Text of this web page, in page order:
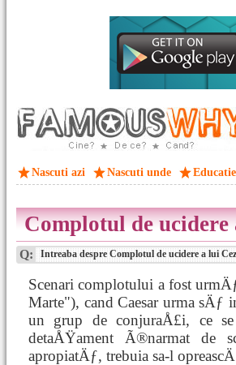
Nascuti azi Nascuti unde Educatie
Complotul de
Q: Intreaba despre Complotul de ucidere a lui
Scenari complotului a fost
Marte"), cand Caesar urma sÄƒ
un grup de conjuraÅ£i, ce
detaÅŸament Ã®narmat de
apropiatÄƒ, trebuia sa-l